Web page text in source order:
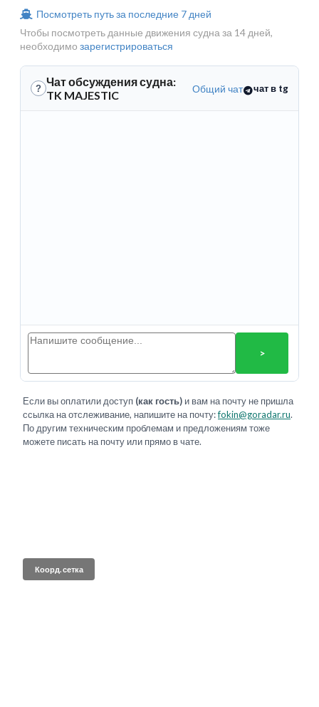
Посмотреть путь за последние 7 дней
Чтобы посмотреть данные движения судна за 14 дней,
необходимо зарегистрироваться
? Чат обсуждения судна:
TK MAJESTIC
Общий чат чат в tg
>
Если вы оплатили доступ (как гость) и вам на почту не пришла
ссылка на отслеживание, напишите на почту:fokin@goradar.ru.
По другим техническим проблемам и предложениям тоже
можете писать на почту или прямо в чате.
Коорд. сетка